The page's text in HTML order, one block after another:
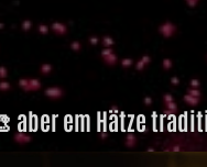
aber em Hätze